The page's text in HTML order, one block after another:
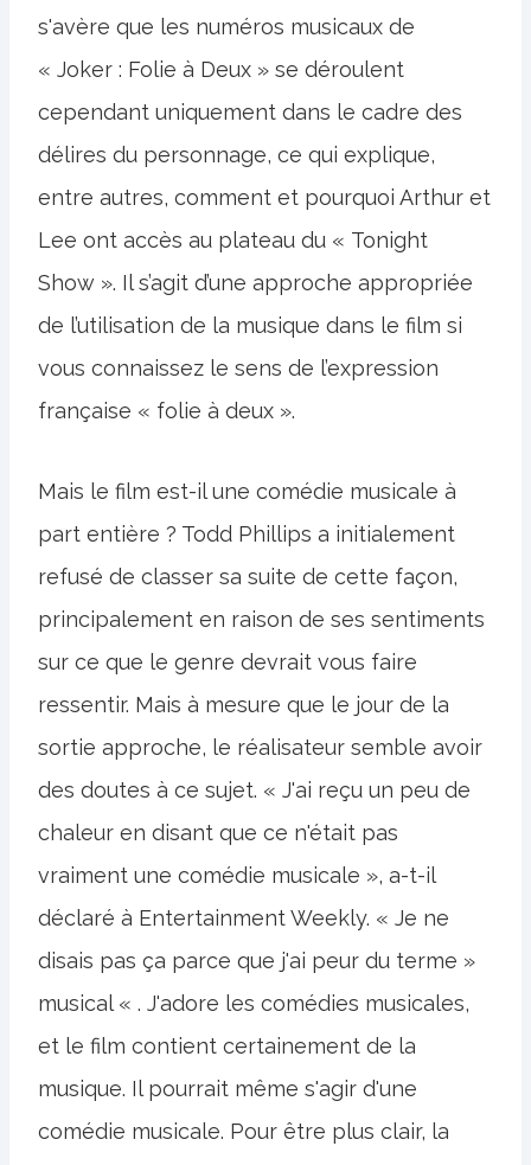
s'avère que les numéros musicaux de
« Joker : Folie à Deux » se déroulent
cependant uniquement dans le cadre des
délires du personnage, ce qui explique,
entre autres, comment et pourquoi Arthur et
Lee ont accès au plateau du « Tonight
Show ». Il s’agit d’une approche appropriée
de l’utilisation de la musique dans le film si
vous connaissez le sens de l’expression
française « folie à deux ».
Mais le film est-il une comédie musicale à
part entière ? Todd Phillips a initialement
refusé de classer sa suite de cette façon,
principalement en raison de ses sentiments
sur ce que le genre devrait vous faire
ressentir. Mais à mesure que le jour de la
sortie approche, le réalisateur semble avoir
des doutes à ce sujet. « J'ai reçu un peu de
chaleur en disant que ce n'était pas
vraiment une comédie musicale », a-t-il
déclaré à Entertainment Weekly. « Je ne
disais pas ça parce que j'ai peur du terme »
musical « . J'adore les comédies musicales,
et le film contient certainement de la
musique. Il pourrait même s'agir d'une
comédie musicale. Pour être plus clair, la